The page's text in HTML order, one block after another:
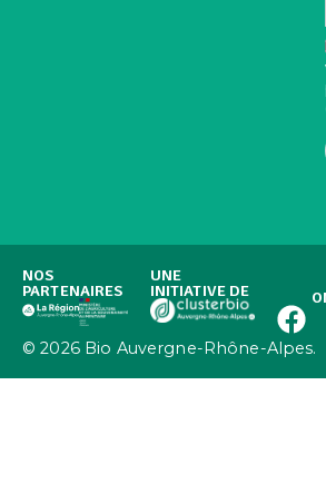
NOS
PARTENAIRES
UNE
INITIATIVE DE
© 2026 Bio Auvergne-Rhône-Alpes.